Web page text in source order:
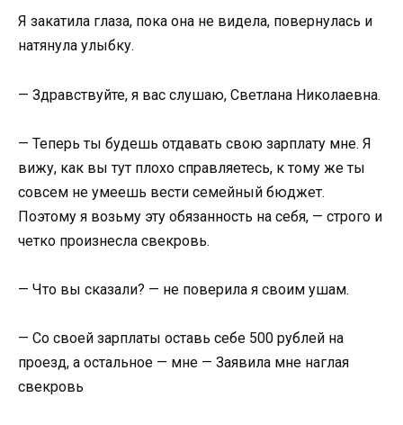
Я закатила глаза, пока она не видела, повернулась и
натянула улыбку.
— Здравствуйте, я вас слушаю, Светлана Николаевна.
— Теперь ты будешь отдавать свою зарплату мне. Я
вижу, как вы тут плохо справляетесь, к тому же ты
совсем не умеешь вести семейный бюджет.
Поэтому я возьму эту обязанность на себя, — строго и
четко произнесла свекровь.
— Что вы сказали? — не поверила я своим ушам.
— Со своей зарплаты оставь себе 500 рублей на
проезд, а остальное — мне — Заявила мне наглая
свекровь